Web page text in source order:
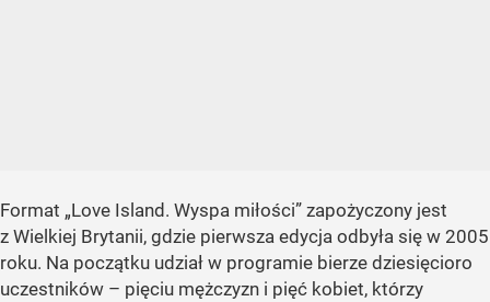
Format „Love Island. Wyspa miłości” zapożyczony jest
z Wielkiej Brytanii, gdzie pierwsza edycja odbyła się w 2005
roku. Na początku udział w programie bierze dziesięcioro
uczestników – pięciu mężczyzn i pięć kobiet, którzy